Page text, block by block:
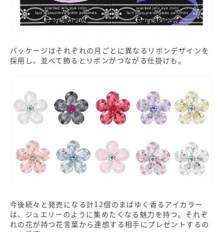
パッケージはそれぞれの月ごとに異なるリボンデザインを
採用し、並べて飾るとリボンがつながる仕掛けも。
今後続々と発売になる計12個のまばゆく香るアイカラー
は、ジュエリーのように集めたくなる魅力を持つ。それぞ
れの花が持つ花言葉から連想する相手にプレゼントするの